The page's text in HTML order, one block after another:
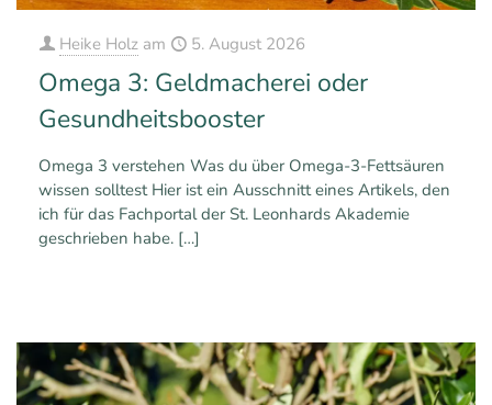
Heike Holz am 5. August 2026
Omega 3: Geldmacherei oder
Gesundheitsbooster
Omega 3 verstehen Was du über Omega-3-Fettsäuren
wissen solltest Hier ist ein Ausschnitt eines Artikels, den
ich für das Fachportal der St. Leonhards Akademie
geschrieben habe. […]